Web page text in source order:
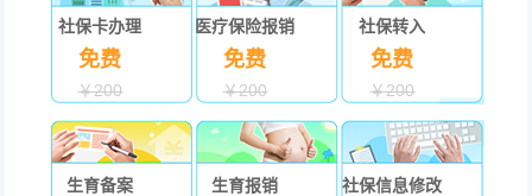
社保卡办理
免费
￥200
医疗保险报销
免费
￥200
社保转入
免费
￥200
生育备案 生育报销 社保信息修改